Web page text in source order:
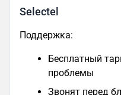
Selectel
Поддержка:
Бесплатный
проблемы
Звонят перед